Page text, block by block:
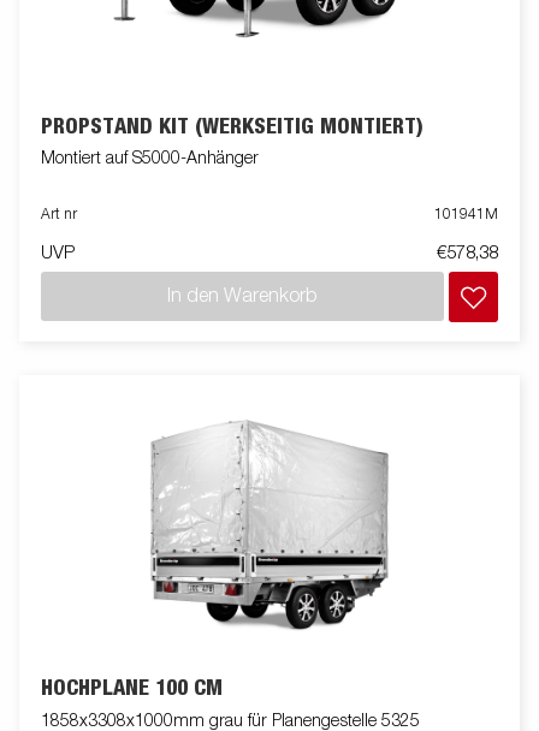
PROPSTAND KIT (WERKSEITIG MONTIERT)
Montiert auf S5000-Anhänger
Art nr 101941M
UVP €578,38
In den Warenkorb
HOCHPLANE 100 CM
1858x3308x1000mm grau für Planengestelle 5325